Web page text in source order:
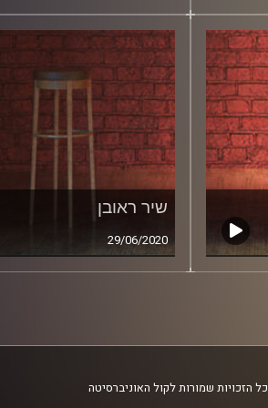
שיר ראובן
29/06/2020
הזכויות שמורות לקול האוניברסיטה